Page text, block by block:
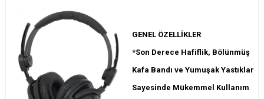
GENEL ÖZELLİKLER
*Son Derece Hafiflik, Bölünmüş
Kafa Bandı ve Yumuşak Yastıklar
Sayesinde Mükemmel Kullanım